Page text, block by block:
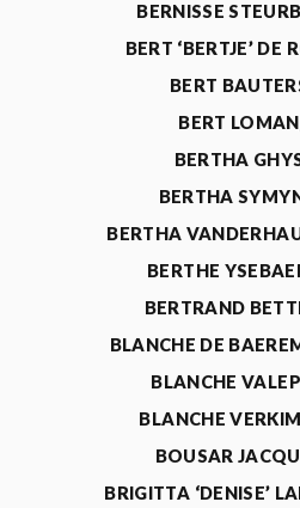
BERNISSE
BERT ‘BERTJE’ DE
BERT
BERT
BERTHA
BERTHA
BERTHA
BERTHE
BERTRAND
BLANCHE DE
BLANCHE
BLANCHE
BOUSAR
BRIGITTA ‘DENISE’